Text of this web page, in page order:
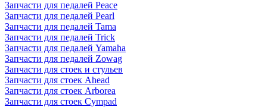
Запчасти для педалей Peace
Запчасти для педалей Pearl
Запчасти для педалей Tama
Запчасти для педалей Trick
Запчасти для педалей Yamaha
Запчасти для педалей Zowag
Запчасти для стоек и стульев
Запчасти для стоек Ahead
Запчасти для стоек Arborea
Запчасти для стоек Cympad